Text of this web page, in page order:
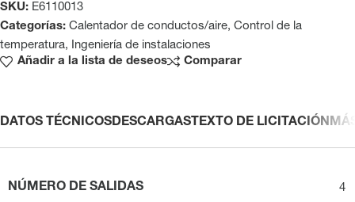
SKU: E6110013
Categorías: Calentador de conductos/aire, Control de la
temperatura,
Ingeniería de instalaciones
Añadir a la lista de deseos
Comparar
DATOS TÉCNICOSDESCARGASTEXTO DE LICITACIÓN
NÚMERO DE SALIDAS 4